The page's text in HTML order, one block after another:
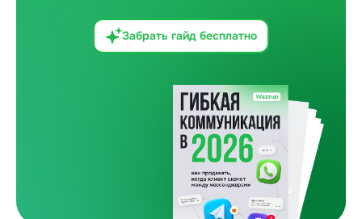
Один покупатель и пять препятствий
Как бизнес сам усложняет путь до покупки
Забрать гайд бесплатно